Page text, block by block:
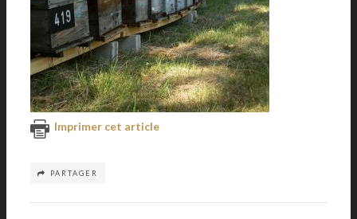
Imprimer cet article
PARTAGER